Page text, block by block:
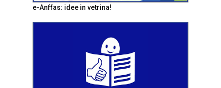
e-Anffas: idee in vetrina!